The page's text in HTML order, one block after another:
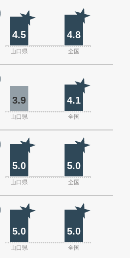
4.5 4.8
山口県 全国
3.9 4.1
山口県 全国
5.0 5.0
山口県 全国
5.0 5.0
山口県 全国